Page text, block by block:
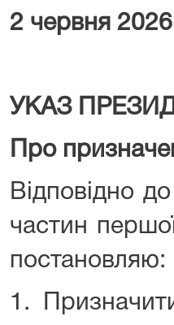
2 червня
УКАЗ
Про
Відповідно
частин
постановляю:
1.